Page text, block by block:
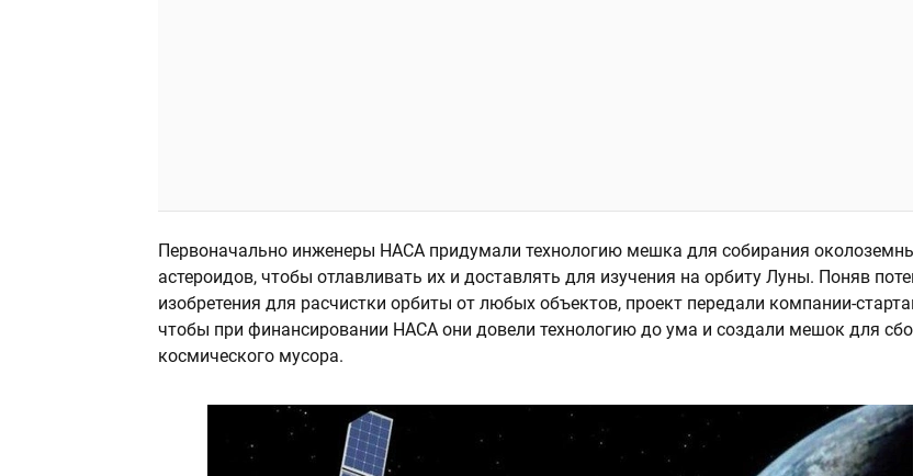
Первоначально инженеры НАСА придумали технологию мешка для собирания
астероидов, чтобы отлавливать их и доставлять для изучения на орбиту Луны. Поняв
изобретения для расчистки орбиты от любых объектов, проект передали компании-
чтобы при финансировании НАСА они довели технологию до ума и создали мешок для
космического мусора.